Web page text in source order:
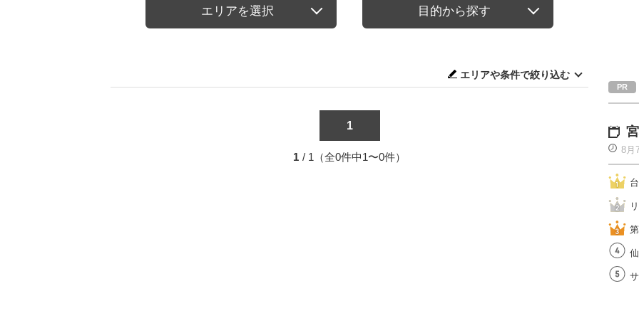
エリアを選択 目的から探す
エリアや条件で絞り込む
1
1 / 1（全0件中1〜0件）
8月